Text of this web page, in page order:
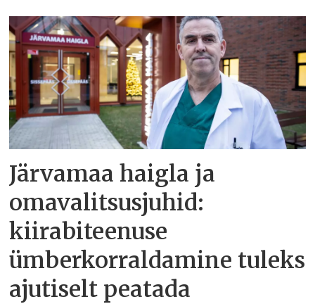
Järvamaa haigla ja
omavalitsusjuhid:
kiirabiteenuse
ümberkorraldamine tuleks
ajutiselt peatada